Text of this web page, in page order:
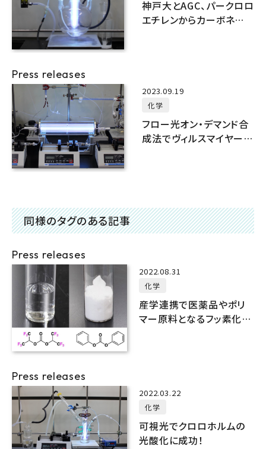
神戸大とAGC、パークロロ
エチレンからカーボネート
Press releases
2023.09.19
化学
フロー光オン・デマンド合
成法でヴィルスマイヤー試
同様のタグのある記事
Press releases
2022.08.31
化学
産学連携で医薬品やポリ
マー原料となるフッ素化カ
Press releases
2022.03.22
化学
可視光でクロロホルムの
光酸化に成功！